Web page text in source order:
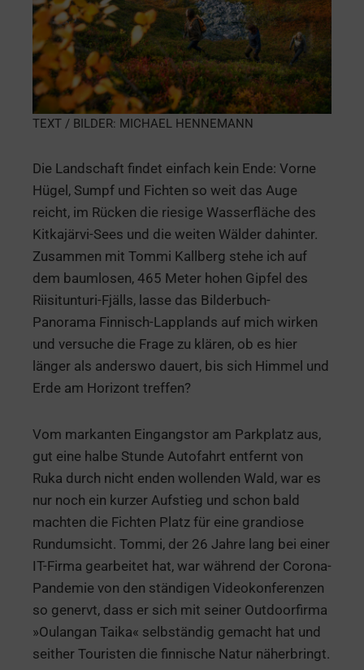
TEXT / BILDER: MICHAEL HENNEMANN
Die Landschaft findet einfach kein Ende: Vorne
Hügel, Sumpf und Fichten so weit das Auge
reicht, im Rücken die riesige Wasserfläche des
Kitkajärvi-Sees und die weiten Wälder dahinter.
Zusammen mit Tommi Kallberg stehe ich auf
dem baumlosen, 465 Meter hohen Gipfel des
Riisitunturi-Fjälls, lasse das Bilderbuch-
Panorama Finnisch-Lapplands auf mich wirken
und versuche die Frage zu klären, ob es hier
länger als anderswo dauert, bis sich Himmel und
Erde am Horizont treffen?
Vom markanten Eingangstor am Parkplatz aus,
gut eine halbe Stunde Autofahrt entfernt von
Ruka durch nicht enden wollenden Wald, war es
nur noch ein kurzer Aufstieg und schon bald
machten die Fichten Platz für eine grandiose
Rundumsicht. Tommi, der 26 Jahre lang bei einer
IT-Firma gearbeitet hat, war während der Corona-
Pandemie von den ständigen Videokonferenzen
so genervt, dass er sich mit seiner Outdoorfirma
»Oulangan Taika« selbständig gemacht hat und
seither Touristen die finnische Natur näherbringt.